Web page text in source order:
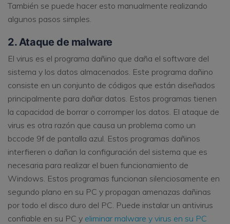
También se puede hacer esto manualmente realizando
algunos pasos simples.
2. Ataque de malware
El virus es el programa dañino que daña el software del
sistema y los datos almacenados. Este programa dañino
consiste en un conjunto de códigos que están diseñados
principalmente para dañar datos. Estos programas tienen
la capacidad de borrar o corromper los datos. El ataque de
virus es otra razón que causa un problema como un
bccode 9f de pantalla azul. Estos programas dañinos
interfieren o dañan la configuración del sistema que es
necesaria para realizar el buen funcionamiento de
Windows. Estos programas funcionan silenciosamente en
segundo plano en su PC y propagan amenazas dañinas
por todo el disco duro del PC. Puede instalar un antivirus
confiable en su PC y eliminar malware y virus en su PC